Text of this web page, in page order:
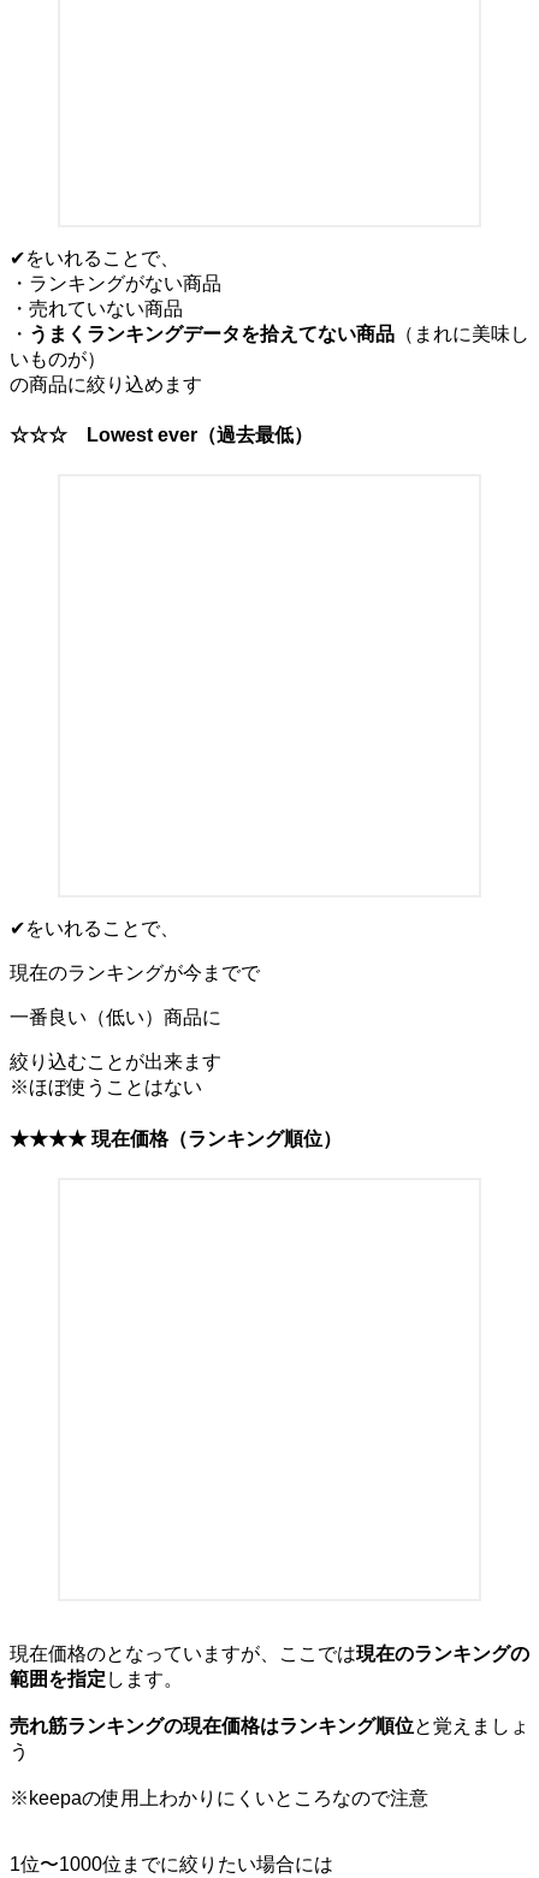
✔をいれることで、
・ランキングがない商品
・売れていない商品
・ うまくランキングデータを拾えてない商品 （まれに美味し
いものが）
の商品に絞り込めます
☆☆☆ Lowest ever （過去最低）
✔をいれることで、
現在のランキングが今までで
一番良い（低い）商品に
絞り込むことが出来ます
※ほぼ使うことはない
★★★★ 現在価格（ランキング順位）
現在価格のとなっていますが、ここでは現在のランキングの
範囲を指定 します。
売れ筋ランキングの現在価格はランキング順位と覚えましょ
う
※keepaの使用上わかりにくいところなので注意
1位〜1000位までに絞りたい場合には